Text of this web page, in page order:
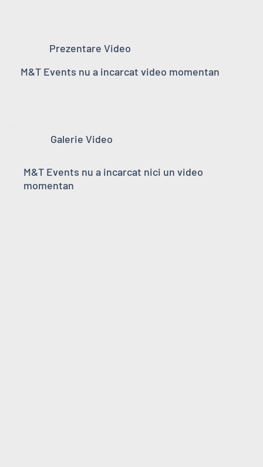
Prezentare Video
M&T Events nu a incarcat video momentan
Galerie Video
M&T Events nu a incarcat nici un video
momentan